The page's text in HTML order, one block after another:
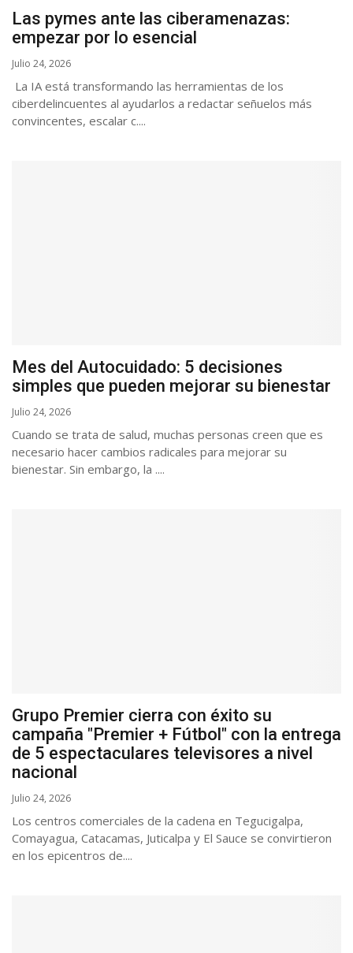
Las pymes ante las ciberamenazas:
empezar por lo esencial
Julio 24, 2026
La IA está transformando las herramientas de los
ciberdelincuentes al ayudarlos a redactar señuelos más
convincentes, escalar c....
Mes del Autocuidado: 5 decisiones
simples que pueden mejorar su bienestar
Julio 24, 2026
Cuando se trata de salud, muchas personas creen que es
necesario hacer cambios radicales para mejorar su
bienestar. Sin embargo, la ....
Grupo Premier cierra con éxito su
campaña "Premier + Fútbol" con la entrega
de 5 espectaculares televisores a nivel
nacional
Julio 24, 2026
Los centros comerciales de la cadena en Tegucigalpa,
Comayagua, Catacamas, Juticalpa y El Sauce se convirtieron
en los epicentros de....